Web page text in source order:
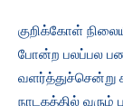
குறிக்கோள்
போன்ற பலப்பல
நாடகத்தில்